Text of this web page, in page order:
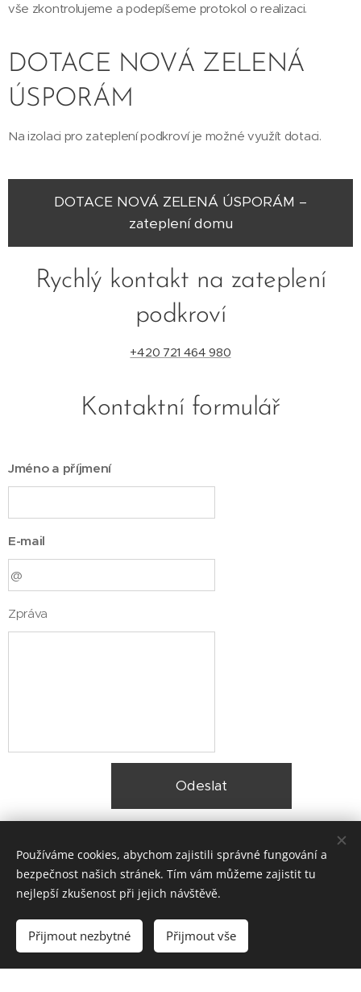
vše zkontrolujeme a podepíšeme protokol o realizaci.
DOTACE NOVÁ ZELENÁ
ÚSPORÁM
Na izolaci pro zateplení podkroví je možné využít dotaci.
DOTACE NOVÁ ZELENÁ ÚSPORÁM –
zateplení domu
Rychlý kontakt na zateplení
podkroví
+420 721 464 980
Kontaktní formulář
Jméno a příjmení
E-mail
Zpráva
Odeslat
© 2025 Zateplení fasády Praha |Lokality
Vytvořeno službou Webnode
Používáme cookies, abychom zajistili správné fungování a
bezpečnost našich stránek. Tím vám můžeme zajistit tu
nejlepší zkušenost při jejich návštěvě.
Přijmout nezbytné Přijmout vše